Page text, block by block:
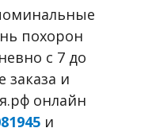
похорон
с 7 до
заказа и
онлайн
и